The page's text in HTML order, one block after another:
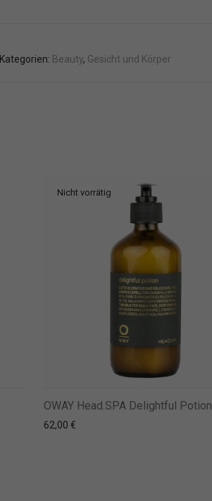
Kategorien: Beauty, Gesicht und Körper
OWAY Head.SPA Delightful Potion
62,00 €